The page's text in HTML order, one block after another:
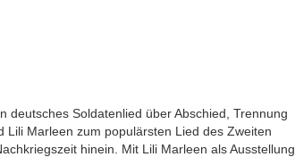
deutsches Soldatenlied über Abschied, Trennung
Lili Marleen zum populärsten Lied des Zweiten
hinein. Mit Lili Marleen als Ausstellung